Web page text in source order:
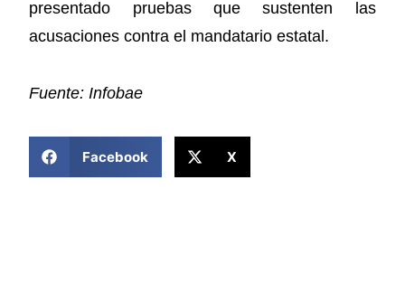
presentado pruebas que sustenten las
acusaciones contra el mandatario estatal.
Fuente: Infobae
Facebook X